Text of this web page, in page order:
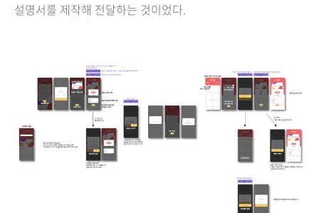
설명서를 제작해 전달하는 것이었다.